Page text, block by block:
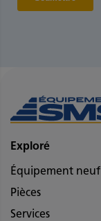
Exploré
Équipement neuf
Pièces
Services